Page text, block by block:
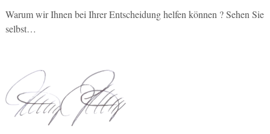
Warum wir Ihnen bei Ihrer Entscheidung helfen können ? Sehen Sie
selbst…